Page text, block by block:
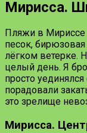
Мирисса.
Пляжи в Мириссе
песок,
лёгком ветерке.
целый день. Я
просто
порадовали
это зрелище
Мирисса.